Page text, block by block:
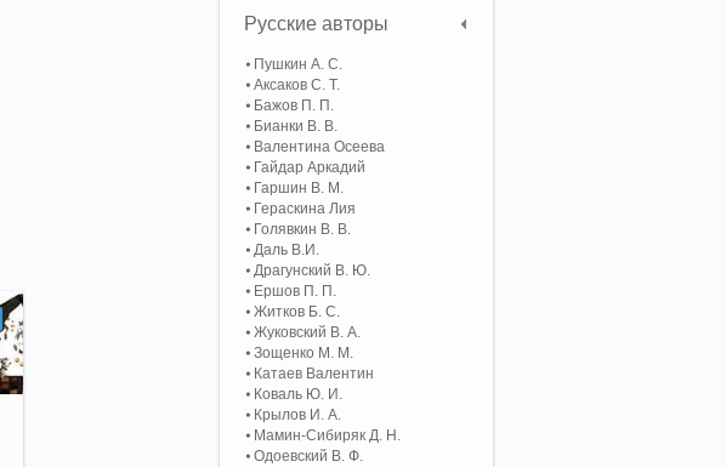
Русские авторы
Пушкин А. С.
Аксаков С. Т.
Бажов П. П.
Бианки В. В.
Валентина Осеева
Гайдар Аркадий
Гаршин В. М.
Гераскина Лия
Голявкин В. В.
Даль В.И.
Драгунский В. Ю.
Ершов П. П.
Житков Б. С.
Жуковский В. А.
Зощенко М. М.
Катаев Валентин
Коваль Ю. И.
Крылов И. А.
Мамин-Сибиряк Д. Н.
Одоевский В. Ф.